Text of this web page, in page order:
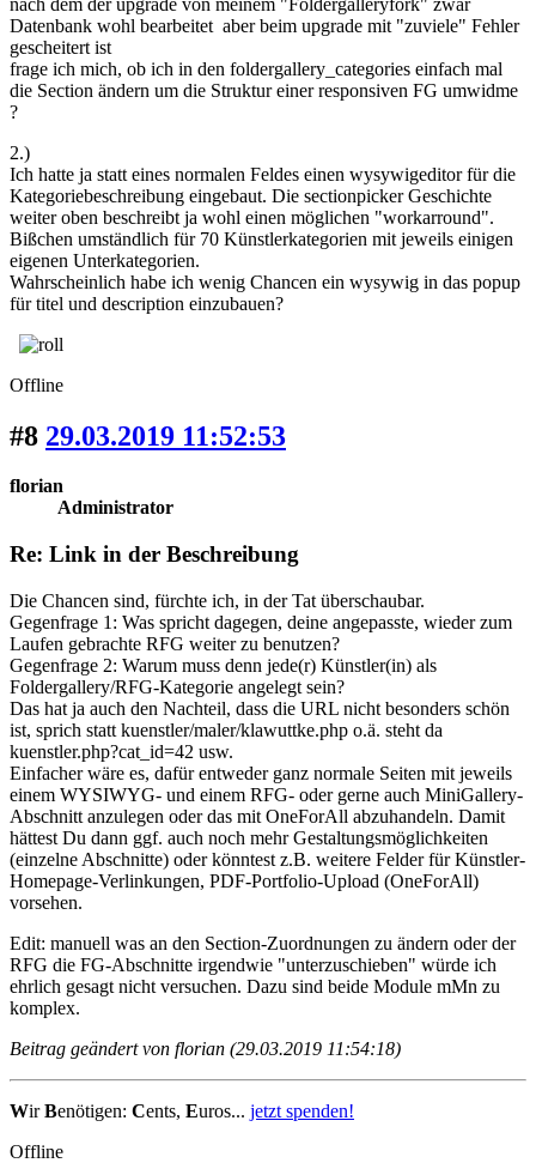
Datenbank wohl bearbeitet aber beim upgrade mit "zuviele" Fehler
gescheitert ist
frage ich mich, ob ich in den foldergallery_categories einfach mal
die Section ändern um die Struktur einer responsiven FG umwidme
?
2.)
Ich hatte ja statt eines normalen Feldes einen wysywigeditor für die
Kategoriebeschreibung eingebaut. Die sectionpicker Geschichte
weiter oben beschreibt ja wohl einen möglichen "workarround".
Bißchen umständlich für 70 Künstlerkategorien mit jeweils einigen
eigenen Unterkategorien.
Wahrscheinlich habe ich wenig Chancen ein wysywig in das popup
für titel und description einzubauen?
Offline
#8 29.03.2019 11:52:53
florian
Administrator
Re: Link in der Beschreibung
Die Chancen sind, fürchte ich, in der Tat überschaubar.
Gegenfrage 1: Was spricht dagegen, deine angepasste, wieder zum
Laufen gebrachte RFG weiter zu benutzen?
Gegenfrage 2: Warum muss denn jede(r) Künstler(in) als
Foldergallery/RFG-Kategorie angelegt sein?
Das hat ja auch den Nachteil, dass die URL nicht besonders schön
ist, sprich statt kuenstler/maler/klawuttke.php o.ä. steht da
kuenstler.php?cat_id=42 usw.
Einfacher wäre es, dafür entweder ganz normale Seiten mit jeweils
einem WYSIWYG- und einem RFG- oder gerne auch MiniGallery-
Abschnitt anzulegen oder das mit OneForAll abzuhandeln. Damit
hättest Du dann ggf. auch noch mehr Gestaltungsmöglichkeiten
(einzelne Abschnitte) oder könntest z.B. weitere Felder für Künstler-
Homepage-Verlinkungen, PDF-Portfolio-Upload (OneForAll)
vorsehen.
Edit: manuell was an den Section-Zuordnungen zu ändern oder der
RFG die FG-Abschnitte irgendwie "unterzuschieben" würde ich
ehrlich gesagt nicht versuchen. Dazu sind beide Module mMn zu
komplex.
Beitrag geändert von florian (29.03.2019 11:54:18)
WirBenötigen: Cents, Euros... jetzt spenden!
Offline